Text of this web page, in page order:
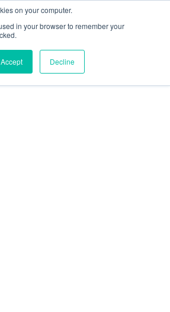
on your computer.
in your browser to remember your
Accept Decline